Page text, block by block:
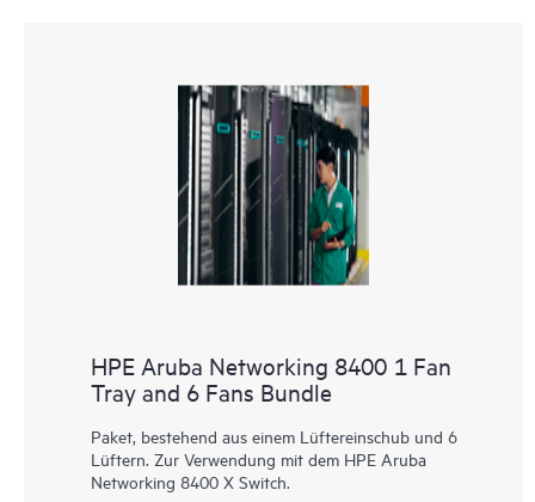
HPE Aruba Networking 8400 1 Fan
Tray and 6 Fans Bundle
Paket, bestehend aus einem Lüftereinschub und 6
Lüftern. Zur Verwendung mit dem HPE Aruba
Networking 8400 X Switch.